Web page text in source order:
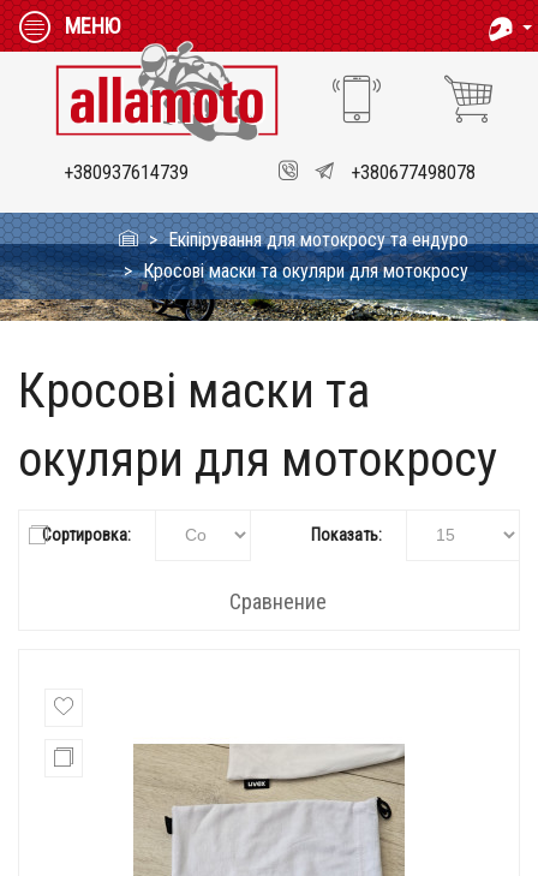
МЕНЮ
+380937614739 +380677498078
Екіпірування для мотокросу та ендуро
Кросові маски та окуляри для мотокросу
Кросові маски та
окуляри для мотокросу
Сортировка: Показать:
Сравнение